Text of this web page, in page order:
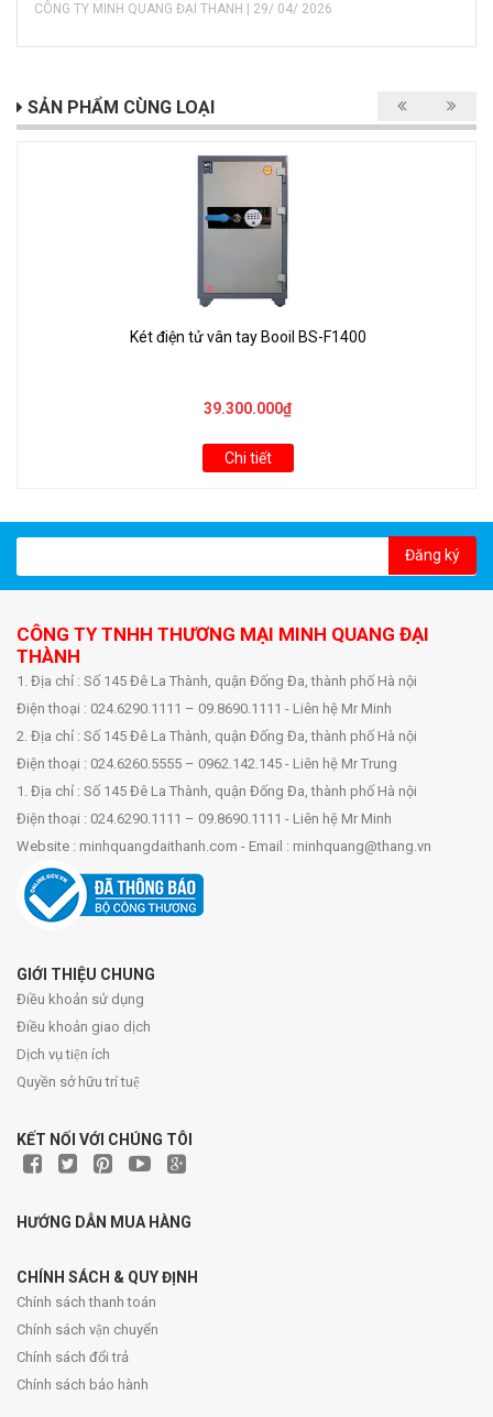
CÔNG TY MINH QUANG ĐẠI THANH | 29/ 04/ 2026
SẢN PHẨM CÙNG LOẠI
Két điện tử vân tay Booil BS-F1400
39.300.000₫
Chi tiết
Đăng ký
CÔNG TY TNHH THƯƠNG MẠI MINH QUANG ĐẠI
THÀNH
1. Địa chỉ : Số 145 Đê La Thành, quận Đống Đa, thành phố Hà nội
Điện thoại : 024.6290.1111 – 09.8690.1111 - Liên hệ Mr Minh
2. Địa chỉ : Số 145 Đê La Thành, quận Đống Đa, thành phố Hà nội
Điện thoại : 024.6260.5555 – 0962.142.145 - Liên hệ Mr Trung
1. Địa chỉ : Số 145 Đê La Thành, quận Đống Đa, thành phố Hà nội
Điện thoại : 024.6290.1111 – 09.8690.1111 - Liên hệ Mr Minh
Website : minhquangdaithanh.com - Email : minhquang@thang.vn
GIỚI THIỆU CHUNG
Điều khoản sử dụng
Điều khoản giao dịch
Dịch vụ tiện ích
Quyền sở hữu trí tuệ
KẾT NỐI VỚI CHÚNG TÔI
HƯỚNG DẪN MUA HÀNG
CHÍNH SÁCH & QUY ĐỊNH
Chính sách thanh toán
Chính sách vận chuyển
Chính sách đổi trả
Chính sách bảo hành